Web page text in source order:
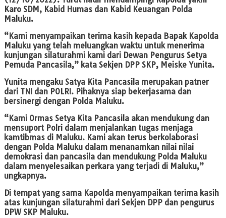
Karo SDM, Kabid Humas dan Kabid Keuangan Polda
Maluku.
“Kami menyampaikan terima kasih kepada Bapak Kapolda
Maluku yang telah meluangkan waktu untuk menerima
kunjungan silaturahmi kami dari Dewan Pengurus Setya
Pemuda Pancasila,” kata Sekjen DPP SKP, Meiske Yunita.
Yunita mengaku Satya Kita Pancasila merupakan patner
dari TNI dan POLRI. Pihaknya siap bekerjasama dan
bersinergi dengan Polda Maluku.
“Kami Ormas Setya Kita Pancasila akan mendukung dan
mensuport Polri dalam menjalankan tugas menjaga
kamtibmas di Maluku. Kami akan terus berkolaborasi
dengan Polda Maluku dalam menanamkan nilai nilai
demokrasi dan pancasila dan mendukung Polda Maluku
dalam menyelesaikan perkara yang terjadi di Maluku,”
ungkapnya.
Di tempat yang sama Kapolda menyampaikan terima kasih
atas kunjungan silaturahmi dari Sekjen DPP dan pengurus
DPW SKP Maluku.